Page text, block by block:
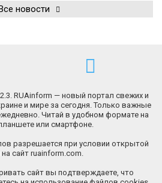
новости
RUAinform — новый портал свежих и
и мире за сегодня. Только важные
Читай в удобном формате на
или смартфоне.
разрешается при условии открытой
сайт ruainform.com.
сайт вы подтверждаете, что